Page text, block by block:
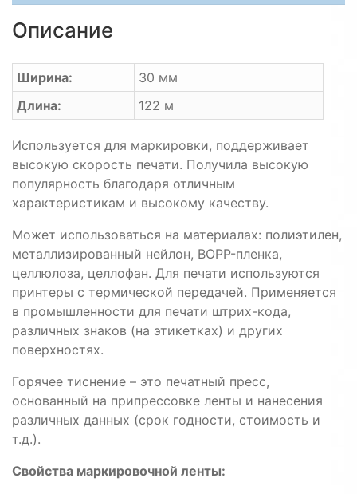
Описание
Ширина:
30 мм
Длина:
122 м
Используется для маркировки, поддерживает
высокую скорость печати. Получила высокую
популярность благодаря отличным
характеристикам и высокому качеству.
Может использоваться на материалах: полиэтилен,
металлизированный нейлон, BOPP-пленка,
целлюлоза, целлофан. Для печати используются
принтеры с термической передачей. Применяется
в промышленности для печати штрих-кода,
различных знаков (на этикетках) и других
поверхностях.
Горячее тиснение – это печатный пресс,
основанный на припрессовке ленты и нанесения
различных данных (срок годности, стоимость и
т.д.).
Свойства маркировочной ленты: